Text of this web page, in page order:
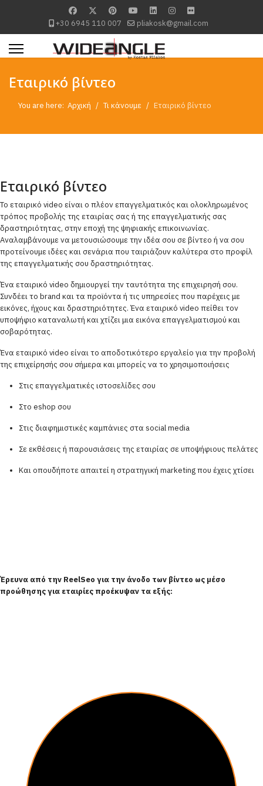
+30 6945 110 007 pliakosk@gmail.com
Εταιρικό βίντεο
You are here: Αρχική Τι κάνουμε Εταιρικό βίντεο
Εταιρικό βίντεο
Το εταιρικό video είναι ο πλέον επαγγελματικός και ολοκληρωμένος
τρόπος προβολής της εταιρίας σας ή της επαγγελματικής σας
δραστηριότητας, στην εποχή της ψηφιακής επικοινωνίας.
Αναλαμβάνουμε να μετουσιώσουμε την ιδέα σου σε βίντεο ή να σου
προτείνουμε ιδέες και σενάρια που ταιριάζουν καλύτερα στο προφίλ
της επαγγελματικής σου δραστηριότητας.
Ένα εταιρικό video δημιουργεί την ταυτότητα της επιχειρησή σου.
Συνδέει το brand και τα προϊόντα ή τις υπηρεσίες που παρέχεις με
εικόνες, ήχους και δραστηριότητες. Ένα εταιρικό video πείθει τον
υποψήφιο καταναλωτή και χτίζει μια εικόνα επαγγελματισμού και
σοβαρότητας.
Ένα εταιρικό video είναι το αποδοτικότερο εργαλείο για την προβολή
της επιχείρησής σου σήμερα και μπορείς να το χρησιμοποιήσεις
Στις επαγγελματικές ιστοσελίδες σου
Στο eshop σου
Στις διαφημιστικές καμπάνιες στα social media
Σε εκθέσεις ή παρουσιάσεις της εταιρίας σε υποψήφιους πελάτες
Και οπουδήποτε απαιτεί η στρατηγική marketing που έχεις χτίσει
Έρευνα από την ReelSeo για την άνοδο των βίντεο ως μέσο
προώθησης για εταιρίες προέκυψαν τα εξής: